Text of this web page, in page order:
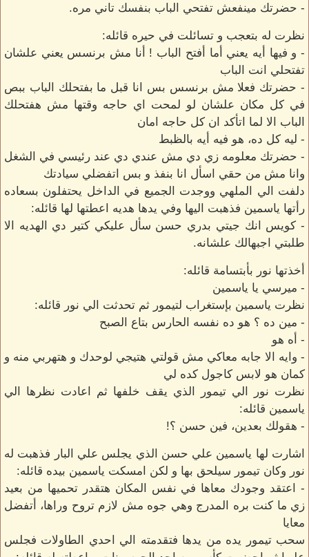
- حضرتك مينفعش تفتحي الباب بنفسك تاني مره.
نظرت له بتعجب و تسائلت في حيره قائله:
- و فيها أيه يعني أما أفتح الباب ! أنا مش برنسس يعني علشان
تفتحلي انت الباب
- حضرتك فعلا مش برنسس بس انا قبل ما بفتحلك الباب ببص
في كل مكان علشان لو لمحت اي حاجه وقتها مش هفتحلك
الباب الا لما اتأكد ان كل حاجه امان
- ليه كل ده، هو فيه أيه بالظبط
- حضرتك معلومه زي دي مش عندي دي عند رئيسي في الشغل
وانا مش من حقي اسأل انا بنفذ و بس اتفضلي سيادتك
دلفت الي الملهي ووجدت الجميع في الداخل يحتفلون بسعاده
رأتها ياسمين فذهبت اليها وفي يدها هديه اعطتها لها قائله:
- كويس انك جيتي بدري حسن سأل عليكي كتير دي الهديه الا
طلبتي اجبهالك علشانه.
أخذتها نور بأبتسامة قائله:
- ميرسي يا ياسمين
نظرت ياسمين بإستغراب لتيمور ثم تحدثت الي نور قائله:
- مين ده ؟ هو ده نفسه الحارس بتاع الصبح
- أه هو
- وايه الا جابه معاكي مش قولتي هتيجي لوحدك و هتهربي منه و
كمان هو لابس كاجول كده لي
نظرت نور الي تيمور الذي يقف خلفها ثم اعادت نظرها الي
ياسمين قائله:
- هقولك بعدين، فين حسن ؟!
اشارت لها ياسمين علي حسن الذي يجلس علي البار فذهبت له
نور وكان تيمور سيلحق بها و لكن امسكت ياسمين بيده قائله:
- اعتقد وجودك معاها في نفس المكان هتقدر تحميها من بعيد
زي ما كنت بره المدرج وهي جوه مش لازم تروح وراها، أتفضل
معايا
سحب تيمور يده من يدها فتقدمته الي احدي الطاولات فجلس